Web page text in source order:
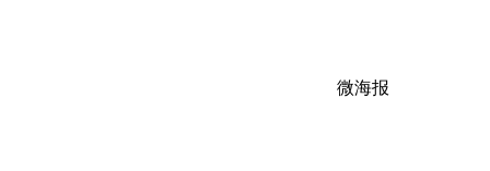
微海报